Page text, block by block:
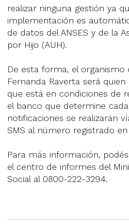
realizar ninguna gestión ya
implementación es
de datos del ANSES y de la
por Hijo (AUH).
De esta forma, el
Fernanda Raverta será
que está en condiciones de
el banco que determine
notificaciones se realizarán
SMS al número registrado en
Para más información,
el centro de informes del
Social al 0800-222-3294.